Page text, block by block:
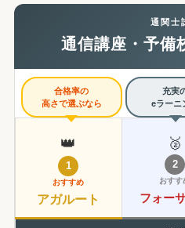
通関士
通信講座・予備
合格率の
高さで選ぶなら
充実
eラーニ
👑
1
おすすめ
アガルート
🥈
2
おすす
フォー